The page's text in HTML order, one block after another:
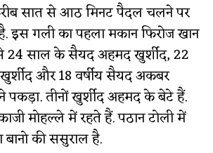
सात से आठ मिनट पैदल चलने पर
इस गली का पहला मकान फिरोज खान
24 साल के सैयद अहमद खुर्शीद, 22
और 18 वर्षीय सैयद अकबर
पकड़ा. तीनों खुर्शीद अहमद के बेटे हैं.
मोहल्ले में रहते हैं. पठान टोली में
की ससुराल है.